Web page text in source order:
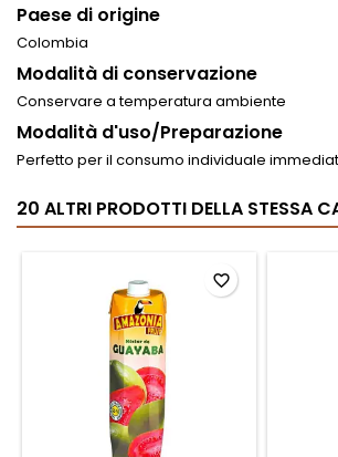
Paese di origine
Colombia
Modalità di conservazione
Conservare a temperatura ambiente
Modalità d'uso/Preparazione
Perfetto per il consumo individuale
20 ALTRI PRODOTTI DELLA STESSA
favorite_border